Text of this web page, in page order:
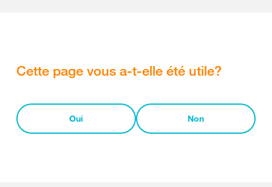
Cette page vous a-t-elle été utile?
Oui Non